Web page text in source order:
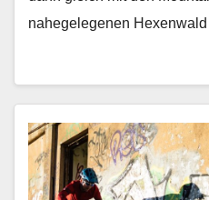
nahegelegenen